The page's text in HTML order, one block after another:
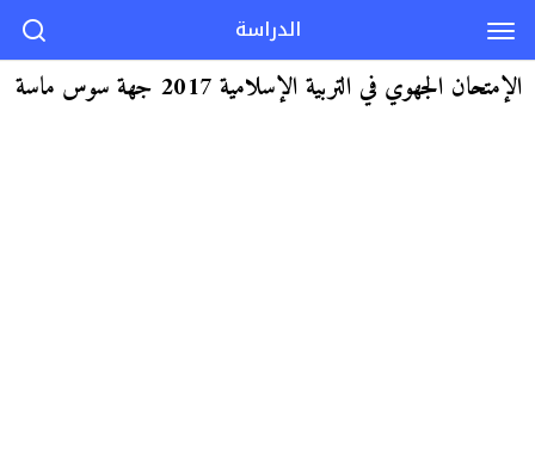
الإمتحان الجهوي في التربية الإسلامية 2017 جهة سوس ماسة
الدراسة